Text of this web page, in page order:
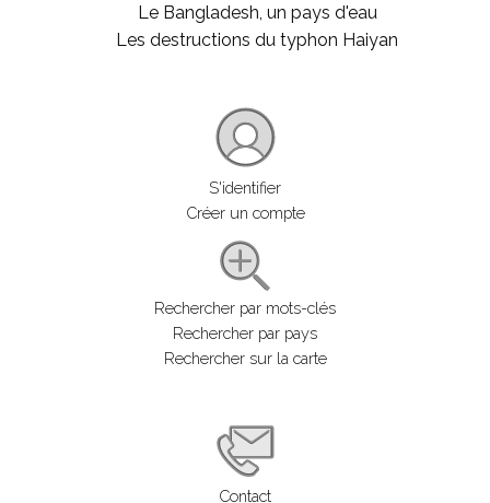
Le Bangladesh, un pays d'eau
Les destructions du typhon Haiyan
S'identifier
Créer un compte
Rechercher par mots-clés
Rechercher par pays
Rechercher sur la carte
Contact